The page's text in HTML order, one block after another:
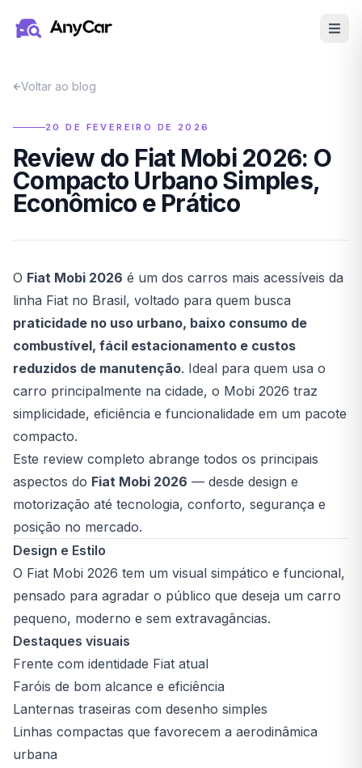
Voltar ao blog
20 DE FEVEREIRO DE 2026
Review do Fiat Mobi 2026: O
Compacto Urbano Simples,
Econômico e Prático
O Fiat Mobi 2026 é um dos carros mais acessíveis da
linha Fiat no Brasil, voltado para quem busca
praticidade no uso urbano, baixo consumo de
combustível, fácil estacionamento e custos
reduzidos de manutenção. Ideal para quem usa o
carro principalmente na cidade, o Mobi 2026 traz
simplicidade, eficiência e funcionalidade em um pacote
compacto.
Este review completo abrange todos os principais
aspectos do Fiat Mobi 2026 — desde design e
motorização até tecnologia, conforto, segurança e
posição no mercado.
Design e Estilo
O Fiat Mobi 2026 tem um visual simpático e funcional,
pensado para agradar o público que deseja um carro
pequeno, moderno e sem extravagâncias.
Destaques visuais
Frente com identidade Fiat atual
Faróis de bom alcance e eficiência
Lanternas traseiras com desenho simples
Linhas compactas que favorecem a aerodinâmica
urbana